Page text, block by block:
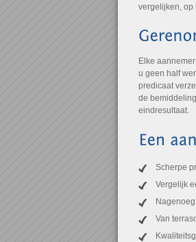
vergelijken, op
Elke
u geen half
predicaat
de
eindresultaat.
Scherpe
Vergelijk
Van